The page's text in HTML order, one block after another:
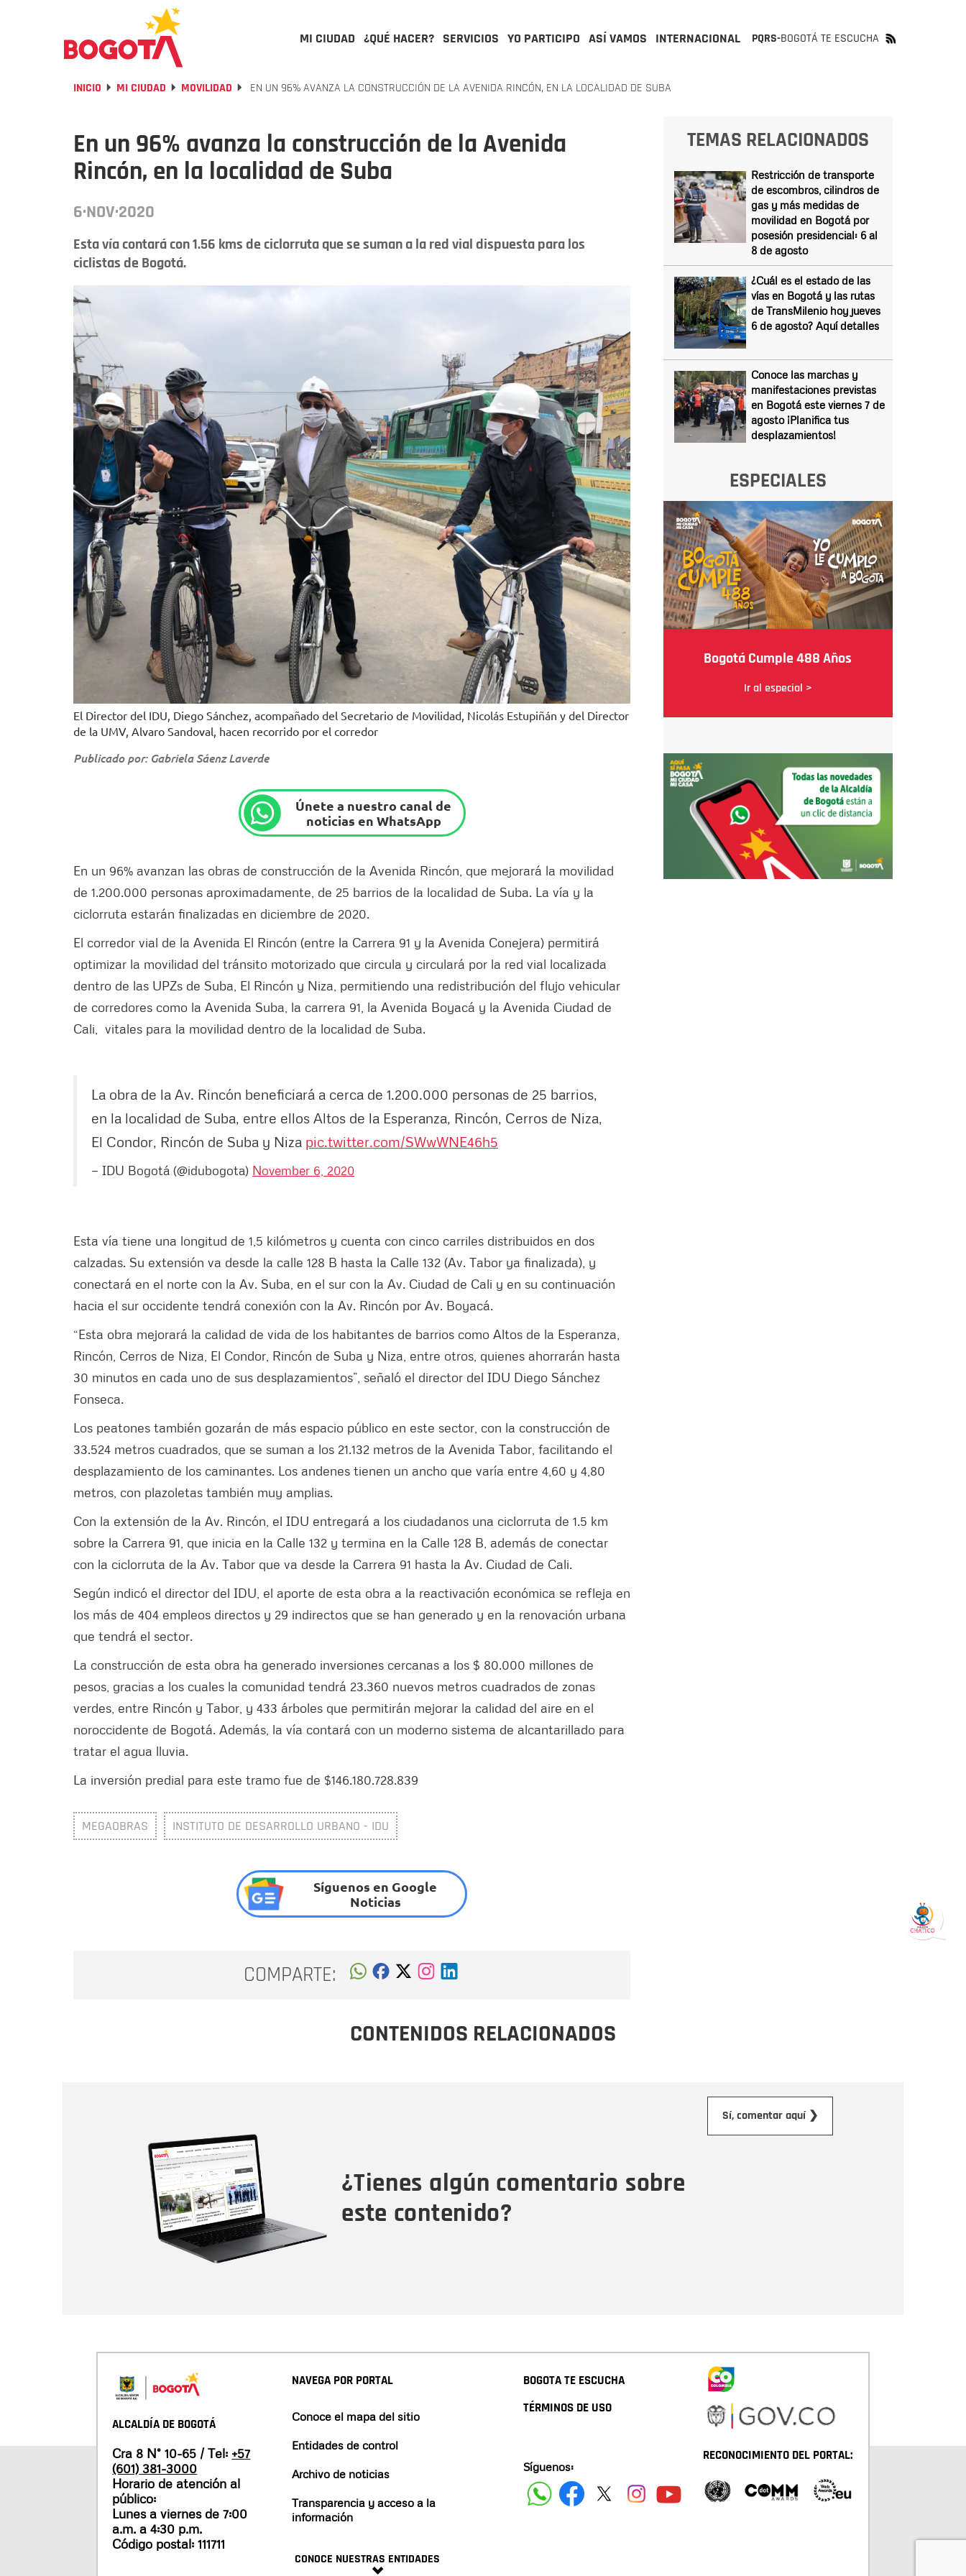
MI CIUDAD ¿QUÉ HACER? SERVICIOS YO PARTICIPO ASÍ VAMOS INTERNACIONAL PQRS-BOGOTÁ TE ESCUCHA
INICIO MI CIUDAD MOVILIDAD EN UN 96% AVANZA LA CONSTRUCCIÓN DE LA AVENIDA RINCÓN, EN LA LOCALIDAD DE SUBA
En un 96% avanza la construcción de la Avenida
Rincón, en la localidad de Suba
6·NOV·2020
Esta vía contará con 1.56 kms de ciclorruta que se suman a la red vial dispuesta para los
ciclistas de Bogotá.
El Director del IDU, Diego Sánchez, acompañado del Secretario de Movilidad, Nicolás Estupiñán y del Director
de la UMV, Alvaro Sandoval, hacen recorrido por el corredor
Publicado por: Gabriela Sáenz Laverde
Únete a nuestro canal de
noticias en WhatsApp
En un 96% avanzan las obras de construcción de la Avenida Rincón, que mejorará la movilidad
de 1.200.000 personas aproximadamente, de 25 barrios de la localidad de Suba. La vía y la
ciclorruta estarán finalizadas en diciembre de 2020.
El corredor vial de la Avenida El Rincón (entre la Carrera 91 y la Avenida Conejera) permitirá
optimizar la movilidad del tránsito motorizado que circula y circulará por la red vial localizada
dentro de las UPZs de Suba, El Rincón y Niza, permitiendo una redistribución del flujo vehicular
de corredores como la Avenida Suba, la carrera 91, la Avenida Boyacá y la Avenida Ciudad de
Cali, vitales para la movilidad dentro de la localidad de Suba.
La obra de la Av. Rincón beneficiará a cerca de 1.200.000 personas de 25 barrios,
en la localidad de Suba, entre ellos Altos de la Esperanza, Rincón, Cerros de Niza,
El Condor, Rincón de Suba y Niza pic.twitter.com/SWwWNE46h5
— IDU Bogotá (@idubogota) November 6, 2020
Esta vía tiene una longitud de 1,5 kilómetros y cuenta con cinco carriles distribuidos en dos
calzadas. Su extensión va desde la calle 128 B hasta la Calle 132 (Av. Tabor ya finalizada), y
conectará en el norte con la Av. Suba, en el sur con la Av. Ciudad de Cali y en su continuación
hacia el sur occidente tendrá conexión con la Av. Rincón por Av. Boyacá.
“Esta obra mejorará la calidad de vida de los habitantes de barrios como Altos de la Esperanza,
Rincón, Cerros de Niza, El Condor, Rincón de Suba y Niza, entre otros, quienes ahorrarán hasta
30 minutos en cada uno de sus desplazamientos”, señaló el director del IDU Diego Sánchez
Fonseca.
Los peatones también gozarán de más espacio público en este sector, con la construcción de
33.524 metros cuadrados, que se suman a los 21.132 metros de la Avenida Tabor, facilitando el
desplazamiento de los caminantes. Los andenes tienen un ancho que varía entre 4,60 y 4,80
metros, con plazoletas también muy amplias.
Con la extensión de la Av. Rincón, el IDU entregará a los ciudadanos una ciclorruta de 1.5 km
sobre la Carrera 91, que inicia en la Calle 132 y termina en la Calle 128 B, además de conectar
con la ciclorruta de la Av. Tabor que va desde la Carrera 91 hasta la Av. Ciudad de Cali.
Según indicó el director del IDU, el aporte de esta obra a la reactivación económica se refleja en
los más de 404 empleos directos y 29 indirectos que se han generado y en la renovación urbana
que tendrá el sector.
La construcción de esta obra ha generado inversiones cercanas a los $ 80.000 millones de
pesos, gracias a los cuales la comunidad tendrá 23.360 nuevos metros cuadrados de zonas
verdes, entre Rincón y Tabor, y 433 árboles que permitirán mejorar la calidad del aire en el
noroccidente de Bogotá. Además, la vía contará con un moderno sistema de alcantarillado para
tratar el agua lluvia.
La inversión predial para este tramo fue de $146.180.728.839
MEGAOBRAS INSTITUTO DE DESARROLLO URBANO - IDU
Síguenos en Google
Noticias
COMPARTE:
TEMAS RELACIONADOS
Restricción de transporte
de escombros, cilindros de
gas y más medidas de
movilidad en Bogotá por
posesión presidencial: 6 al
8 de agosto
¿Cuál es el estado de las
vías en Bogotá y las rutas
de TransMilenio hoy jueves
6 de agosto? Aquí detalles
Conoce las marchas y
manifestaciones previstas
en Bogotá este viernes 7 de
agosto ¡Planifica tus
desplazamientos!
ESPECIALES
Bogotá Cumple 488 Años
Ir al especial >
CONTENIDOS RELACIONADOS
¿Tienes algún comentario sobre
este contenido?
Sí, comentar aquí ❯
ALCALDÍA DE BOGOTÁ
Cra 8 N° 10-65 / Tel: +57
(601) 381-3000
Horario de atención al
público:
Lunes a viernes de 7:00
a.m. a 4:30 p.m.
Código postal: 111711
NAVEGA POR PORTAL
Conoce el mapa del sitio
Entidades de control
Archivo de noticias
Transparencia y acceso a la
información
CONOCE NUESTRAS ENTIDADES
BOGOTA TE ESCUCHA
TÉRMINOS DE USO
Síguenos:
RECONOCIMIENTO DEL PORTAL: